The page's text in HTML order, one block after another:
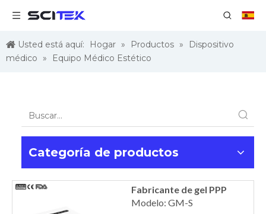
Usted está aquí: Hogar » Productos »
Dispositivo
médico » Equipo Médico Estético
Categoría de productos
Fabricante de gel PPP
Modelo: GM-S